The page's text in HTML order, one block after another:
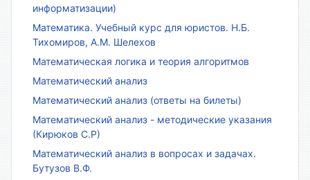
информатизации)
Математика. Учебный курс для юристов. Н.Б.
Тихомиров, А.М. Шелехов
Математическая логика и теория алгоритмов
Математический анализ
Математический анализ (ответы на билеты)
Математический анализ - методические указания
(Кирюков С.Р)
Математический анализ в вопросах и задачах.
Бутузов В.Ф.